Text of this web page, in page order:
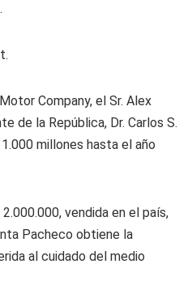
Company, el Sr. Alex
de la República, Dr. Carlos S.
millones hasta el año
vendida en el país,
Pacheco obtiene la
al cuidado del medio